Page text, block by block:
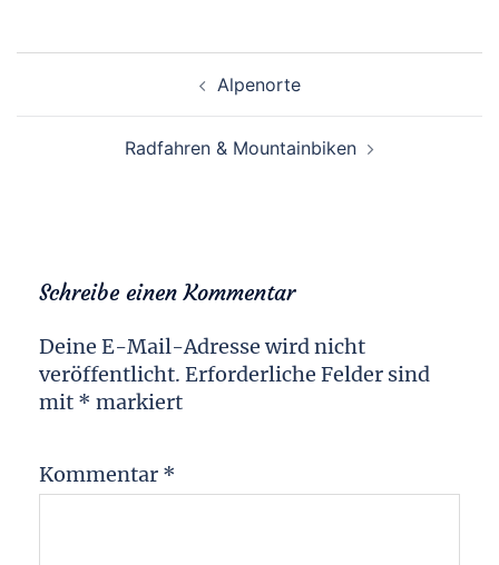
Alpenorte
Radfahren & Mountainbiken
Schreibe einen Kommentar
Deine E-Mail-Adresse wird nicht
veröffentlicht. Erforderliche Felder sind
mit * markiert
Kommentar *